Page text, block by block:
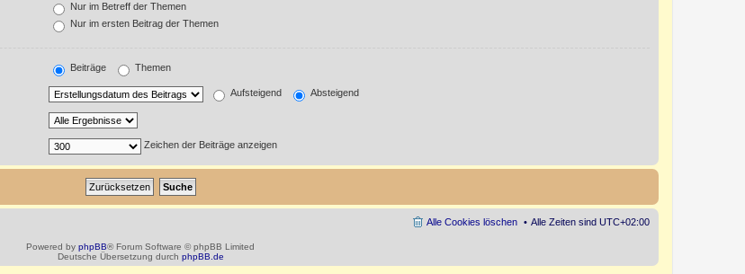
Nur im Betreff der Themen
Nur im ersten Beitrag der Themen
Beiträge Themen
Aufsteigend Absteigend
Zeichen der Beiträge anzeigen
Alle Zeiten sind UTC+02:00
Alle Cookies löschen
Powered by phpBB® Forum Software © phpBB Limited
Deutsche Übersetzung durch phpBB.de